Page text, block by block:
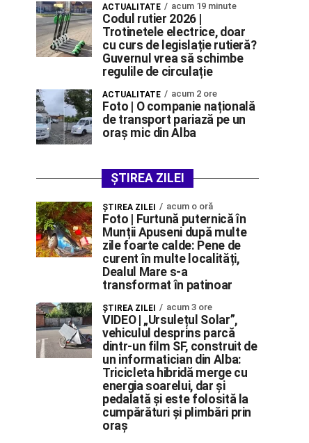
ACTUALITATE acum 19 minute
Codul rutier 2026 |
Trotinetele electrice, doar
cu curs de legislație rutieră?
Guvernul vrea să schimbe
regulile de circulație
ACTUALITATE acum 2 ore
Foto | O companie națională
de transport pariază pe un
oraș mic din Alba
ȘTIREA ZILEI
ŞTIREA ZILEI acum o oră
Foto | Furtună puternică în
Munții Apuseni după multe
zile foarte calde: Pene de
curent în multe localități,
Dealul Mare s-a
transformat în patinoar
ŞTIREA ZILEI acum 3 ore
VIDEO | „Ursulețul Solar”,
vehiculul desprins parcă
dintr-un film SF, construit de
un informatician din Alba:
Tricicleta hibridă merge cu
energia soarelui, dar și
pedalată și este folosită la
cumpărături și plimbări prin
oraș